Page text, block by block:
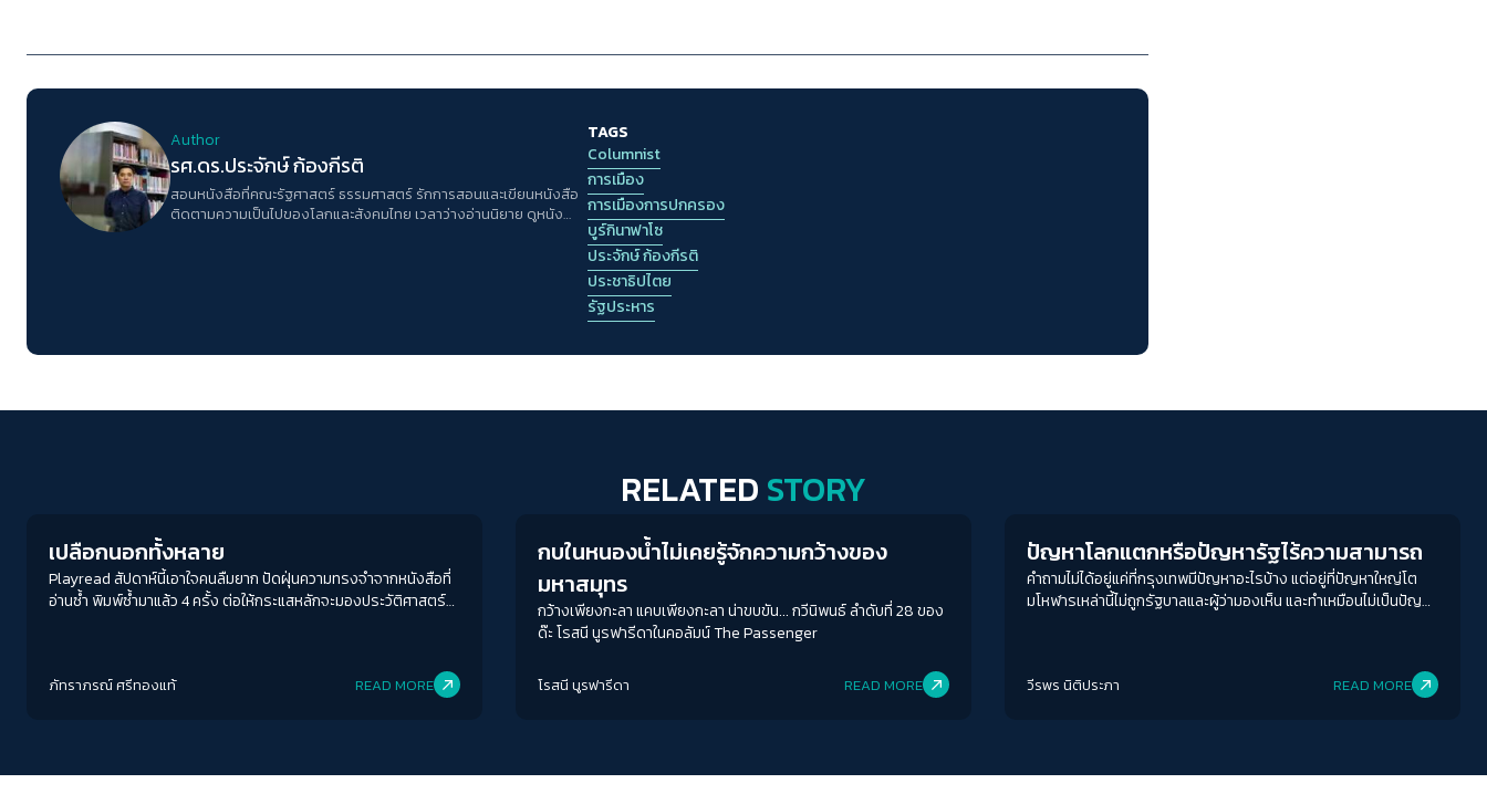
Author
รศ.ดร.ประจักษ์ ก้องกีรติ
สอนหนังสือที่คณะรัฐศาสตร์ ธรรมศาสตร์ รักการสอนและเขียนหนังสือ
ติดตามความเป็นไปของโลกและสังคมไทย เวลาว่างอ่านนิยาย ดูหนัง
TAGS
Columnist
การเมือง
การเมืองการปกครอง
บูร์กินาฟาโซ
ประจักษ์ ก้องกีรติ
ประชาธิปไตย
รัฐประหาร
RELATED STORY
เปลือกนอกทั้งหลาย
Playread สัปดาห์นี้เอาใจคนลืมยาก ปัดฝุ่นความทรงจำจากหนังสือที่
อ่านซ้ำ พิมพ์ซ้ำมาแล้ว 4 ครั้ง ต่อให้กระแสหลักจะมองประวัติศาสตร์
คงดำเนินต่อไปในยุคสมัยเราและการอ่านก็ไม่ใช่แค่เรื่องของการคิด แต่
คือการชำระประวัติศาสตร์และความทรงจำที่กำลังจะถูกลบอีกครั้ง
ภัทราภรณ์ ศรีทองแท้ READ MORE
กบในหนองน้ำไม่เคยรู้จักความกว้างของ
มหาสมุทร
กว้างเพียงกะลา แคบเพียงกะลา น่าขบขัน... กวีนิพนธ์ ลำดับที่ 28 ของ
ด๊ะ โรสนี นูรฟารีดาในคอลัมน์ The Passenger
โรสนี นูรฟารีดา READ MORE
ปัญหาโลกแตกหรือปัญหารัฐไร้ความสามารถ
คำถามไม่ได้อยู่แค่ที่กรุงเทพมีปัญหาอะไรบ้าง แต่อยู่ที่ปัญหาใหญ่โต
มโหฬารเหล่านี้ไม่ถูกรัฐบาลและผู้ว่ามองเห็น และทำเหมือนไม่เป็นปัญหา
วีรพร นิติประภา READ MORE
A-
คอนทราสต์สูง